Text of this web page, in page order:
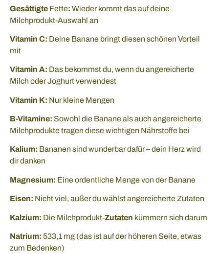
Gesättigte Fette: Wieder kommt das auf deine
Milchprodukt-Auswahl an
Vitamin C: Deine Banane bringt diesen schönen Vorteil
mit
Vitamin A: Das bekommst du, wenn du angereicherte
Milch oder Joghurt verwendest
Vitamin K: Nur kleine Mengen
B-Vitamine: Sowohl die Banane als auch angereicherte
Milchprodukte tragen diese wichtigen Nährstoffe bei
Kalium: Bananen sind wunderbar dafür – dein Herz wird
dir danken
Magnesium: Eine ordentliche Menge von der Banane
Eisen: Nicht viel, außer du wählst angereicherte Zutaten
Kalzium: Die Milchprodukt-Zutaten kümmern sich darum
Natrium: 533,1 mg (das ist auf der höheren Seite, etwas
zum Bedenken)